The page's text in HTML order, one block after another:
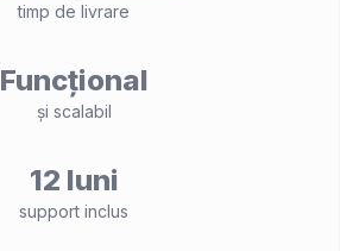
timp de livrare
Funcțional
și scalabil
12 luni
support inclus